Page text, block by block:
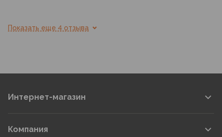
Показать еще 4 отзыва
Интернет-магазин
Компания